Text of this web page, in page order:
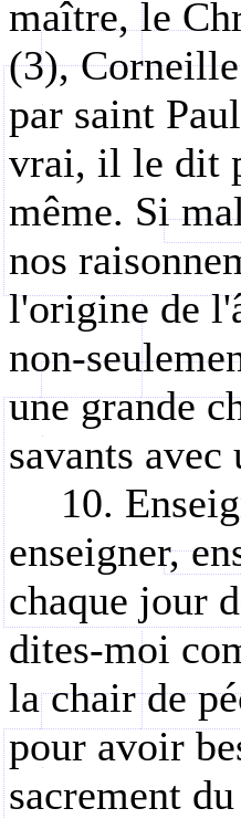
maître, le
(3),
par saint
vrai, il le dit
même. Si
nos
l'origine de
non-
une grande
savants
10.
enseigner,
chaque jour
dites-moi
la chair de
pour avoir
sacrement